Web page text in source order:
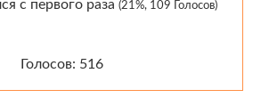
с первого раза (21%, 109 Голосов)
Голосов: 516